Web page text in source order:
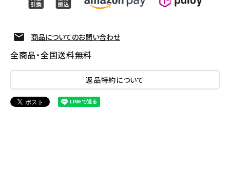
商品についてのお問い合わせ
全商品・全国送料無料
返品特約について